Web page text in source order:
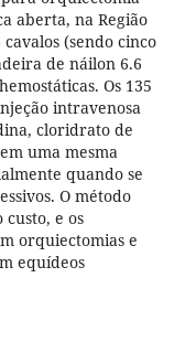
aberta, na Região
(sendo cinco
de náilon 6.6
Os 135
intravenosa
cloridrato de
uma mesma
quando se
O método
e os
orquiectomias e
equídeos